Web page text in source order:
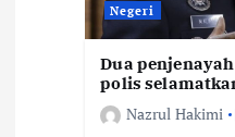
Negeri
Dua
polis
Nazrul Hakimi